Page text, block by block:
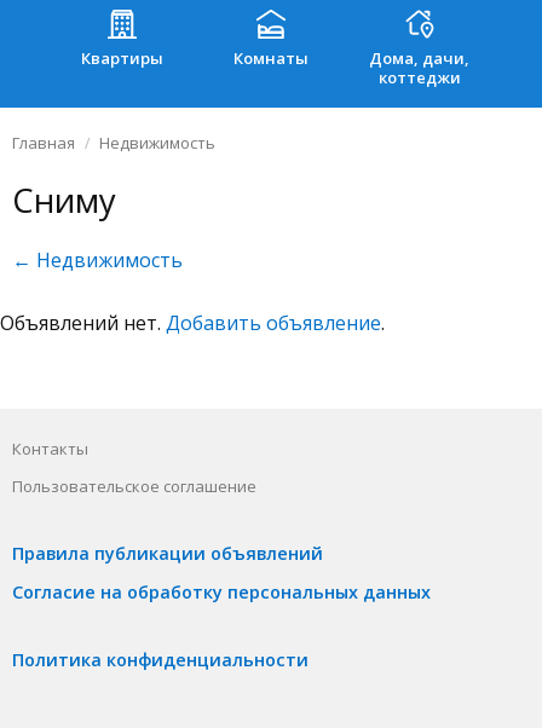
Квартиры Комнаты
Дома, дачи,
коттеджи
Главная Недвижимость
Сниму
← Недвижимость
Объявлений нет. Добавить объявление.
Контакты
Пользовательское соглашение
Правила публикации объявлений
Согласие на обработку персональных данных
Политика конфиденциальности